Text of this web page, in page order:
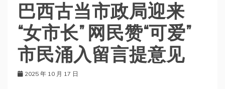
巴西古当市政局迎来
“女市长” 网民赞“可爱”
市民涌入留言提意见
2025 年 10 月 17 日